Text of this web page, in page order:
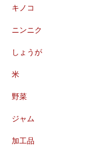
キノコ
ニンニク
しょうが
米
野菜
ジャム
加工品